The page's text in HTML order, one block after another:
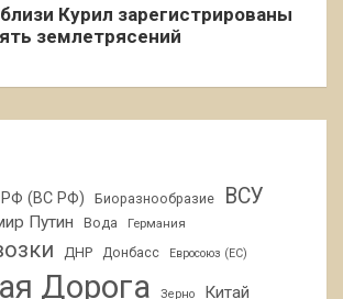
Курил зарегистрированы
землетрясений
(ВС РФ) Биоразнообразие ВСУ
Путин Вода Германия
ДНР Донбасс Евросоюз (ЕС)
Дорога Зерно Китай